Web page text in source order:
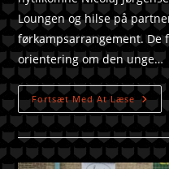
Loungen og hilse på
førkampsarrangement. De
orientering om den unge…
Fortsæt Med At Læse